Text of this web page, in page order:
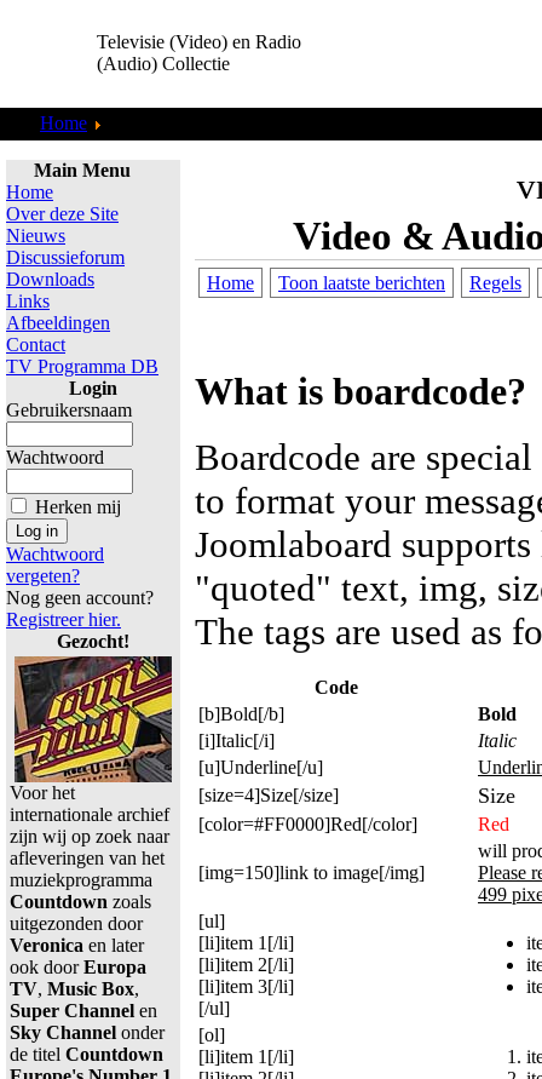
Televisie (Video) en Radio
(Audio) Collectie
Home
Main Menu
Home
Over deze Site
Nieuws
Discussieforum
Downloads
Links
Afbeeldingen
Contact
TV Programma DB
Login
Gebruikersnaam
Wachtwoord
Herken mij
Wachtwoord
vergeten?
Nog geen account?
Registreer hier.
Gezocht!
Voor het
internationale archief
zijn wij op zoek naar
afleveringen van het
muziekprogramma
Countdown zoals
uitgezonden door
Veronica en later
ook doorEuropa
TV, Music Box,
Super Channel en
Sky Channel onder
de titel Countdown
Video &
Home Toon laatste berichten Regels
What is boardcode?
Boardcode are
to format your
Joomlaboard
"quoted" text, img,
The tags are used as
Code
[b]Bold[/b]
Bold
[i]Italic[/i]
Italic
[u]Underline[/u]
[size=4]Size[/size]
Size
[color=#FF0000]Red[/color] Red
[img=150]link to image[/img]
will
Please
499
[ul]
[li]item 1[/li]
[li]item 2[/li]
[li]item 3[/li]
[/ul]
[ol]
[li]item 1[/li]